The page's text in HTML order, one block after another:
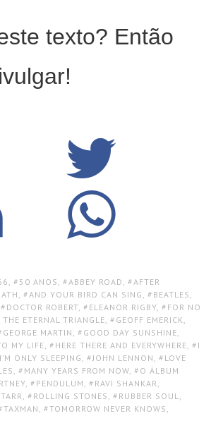
texto? Então
, 50 ANOS , ABBEY ROAD , AFTER
, AND YOUR BIRD CAN SING , BEATLES
, DOCTOR ROBERT , ELEANOR RIGBY , FOR NO
ETERNAL TRIANGLE , GEOFF EMERICK
GEORGE MARTIN , GOOD DAY SUNSHINE
MY LIFE , HERE THERE AND EVERYWHERE , I
I’M ONLY SLEEPING , JOHN LENNON , LOVE
, MANY YEARS FROM NOW , O ÁLBUM
, PENDULUM , RAVI SHANKAR
, ROLLING STONES , RUBBER SOUL
TAXMAN , TOMORROW NEVER KNOWS